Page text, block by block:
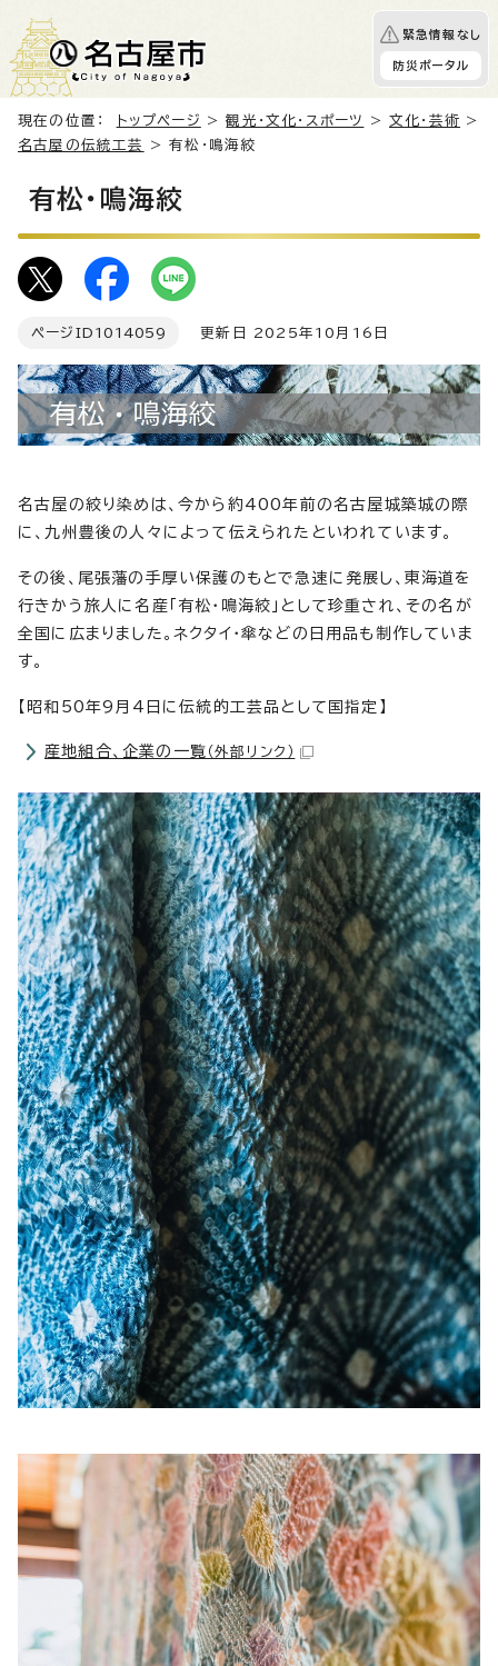
緊急情報なし
防災ポータル
現在の位置： トップページ >観光・文化・スポーツ >文化・芸術 >
名古屋の伝統工芸
> 有松・鳴海絞
有松・鳴海絞
ページID 1014059 更新日 2025年10月16日
名古屋の絞り染めは、今から約400年前の名古屋城築城の際
に、九州豊後の人々によって伝えられたといわれています。
その後、尾張藩の手厚い保護のもとで急速に発展し、東海道を
行きかう旅人に名産「有松・鳴海絞」として珍重され、その名が
全国に広まりました。ネクタイ・傘などの日用品も制作していま
す。
【昭和50年9月4日に伝統的工芸品として国指定】
産地組合、企業の一覧 （外部リンク）